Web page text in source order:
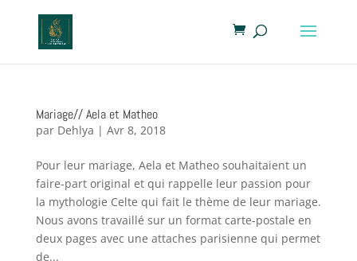
Mariage// Aela et Matheo
par Dehlya | Avr 8, 2018
Pour leur mariage, Aela et Matheo souhaitaient un
faire-part original et qui rappelle leur passion pour
la mythologie Celte qui fait le thème de leur mariage.
Nous avons travaillé sur un format carte-postale en
deux pages avec une attaches parisienne qui permet
de...